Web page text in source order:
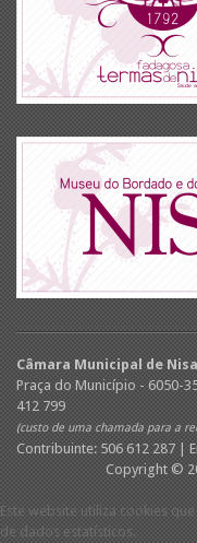
Câmara Municipal de Nisa
Praça do Município - 6050-
412 799
(custo de uma chamada para a
Contribuinte: 506 612 287 |
Copyright ©
Este website utiliza cookies
de dados estatísticos.